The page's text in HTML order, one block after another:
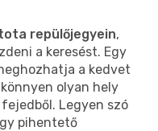
repülőjegyein,
a keresést. Egy
a kedvet
olyan hely
Legyen szó
pihentető